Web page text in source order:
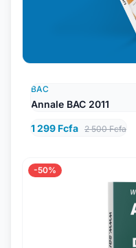
BAC
Annale BAC 2011
1 299 Fcfa 2 500 Fcfa
-50%